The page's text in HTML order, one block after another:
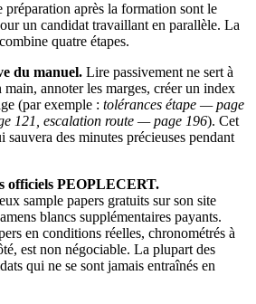
préparation après la formation sont le
un candidat travaillant en parallèle. La
quatre étapes.
du manuel. Lire passivement ne sert à
annoter les marges, créer un index
(par exemple : tolérances étape — page
121, escalation route — page 196). Cet
sauvera des minutes précieuses pendant
officiels PEOPLECERT.
sample papers gratuits sur son site
blancs supplémentaires payants.
en conditions réelles, chronométrés à
est non négociable. La plupart des
qui ne se sont jamais entraînés en